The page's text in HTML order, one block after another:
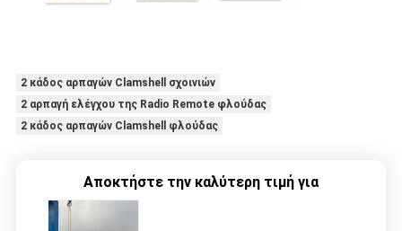
2 κάδος αρπαγών Clamshell σχοινιών
2 αρπαγή ελέγχου της Radio Remote φλούδας
2 κάδος αρπαγών Clamshell φλούδας
Αποκτήστε την καλύτερη τιμή για